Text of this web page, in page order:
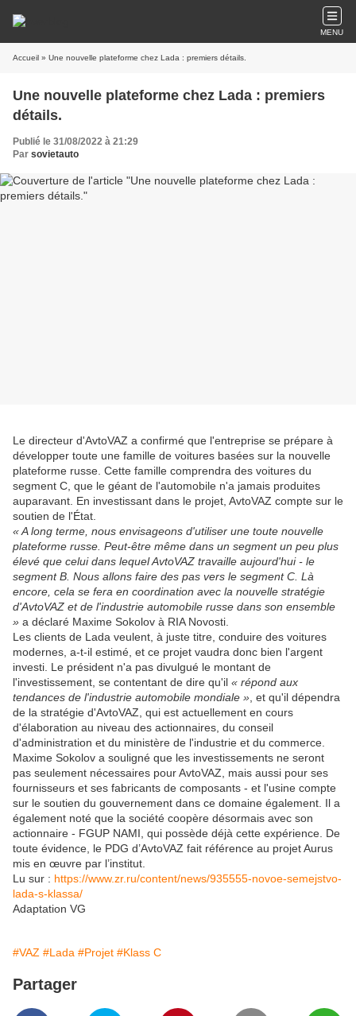
MENU
Accueil » Une nouvelle plateforme chez Lada : premiers détails.
Une nouvelle plateforme chez Lada : premiers
détails.
Publié le 31/08/2022 à 21:29
Par sovietauto
Le directeur d'AvtoVAZ a confirmé que l'entreprise se prépare à
développer toute une famille de voitures basées sur la nouvelle
plateforme russe. Cette famille comprendra des voitures du
segment C, que le géant de l'automobile n'a jamais produites
auparavant. En investissant dans le projet, AvtoVAZ compte sur le
soutien de l'État.
« A long terme, nous envisageons d'utiliser une toute nouvelle
plateforme russe. Peut-être même dans un segment un peu plus
élevé que celui dans lequel AvtoVAZ travaille aujourd'hui - le
segment B. Nous allons faire des pas vers le segment C. Là
encore, cela se fera en coordination avec la nouvelle stratégie
d'AvtoVAZ et de l'industrie automobile russe dans son ensemble
» a déclaré Maxime Sokolov à RIA Novosti.
Les clients de Lada veulent, à juste titre, conduire des voitures
modernes, a-t-il estimé, et ce projet vaudra donc bien l'argent
investi. Le président n'a pas divulgué le montant de
l'investissement, se contentant de dire qu'il « répond aux
tendances de l'industrie automobile mondiale » , et qu'il dépendra
de la stratégie d'AvtoVAZ, qui est actuellement en cours
d'élaboration au niveau des actionnaires, du conseil
d'administration et du ministère de l'industrie et du commerce.
Maxime Sokolov a souligné que les investissements ne seront
pas seulement nécessaires pour AvtoVAZ, mais aussi pour ses
fournisseurs et ses fabricants de composants - et l'usine compte
sur le soutien du gouvernement dans ce domaine également. Il a
également noté que la société coopère désormais avec son
actionnaire - FGUP NAMI, qui possède déjà cette expérience. De
toute évidence, le PDG d’AvtoVAZ fait référence au projet Aurus
mis en œuvre par l’institut.
Lu sur : https://www.zr.ru/content/news/935555-novoe-semejstvo-
lada-s-klassa/
Adaptation VG
#VAZ #Lada #Projet #Klass C
Partager